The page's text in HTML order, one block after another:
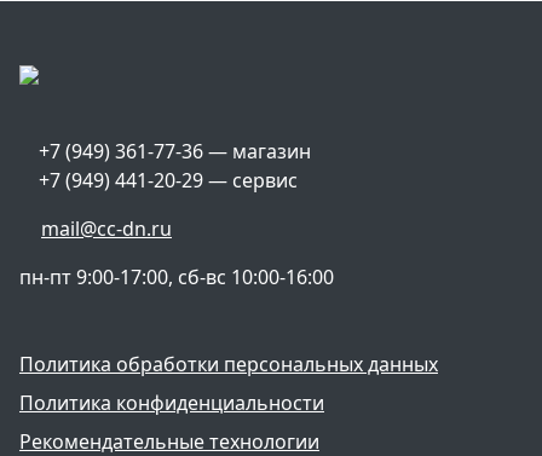
+7 (949) 361-77-36 — магазин
+7 (949) 441-20-29 — сервис
mail@cc-dn.ru
пн-пт 9:00-17:00, сб-вс 10:00-16:00
Политика обработки персональных данных
Политика конфиденциальности
Рекомендательные технологии